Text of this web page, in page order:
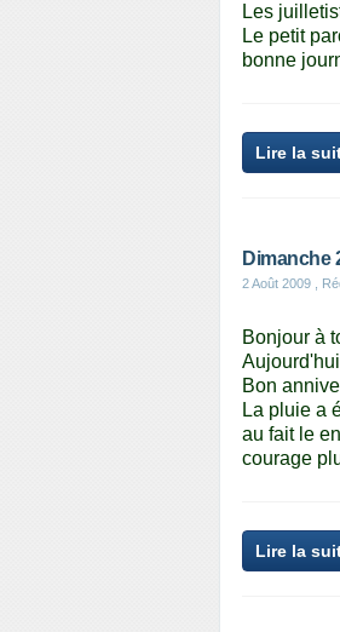
Les
Le petit
bonne
Lire la
Dimanche
2 Août 2009 ,
Bonjour à
Bon
La pluie a
au fait le
courage
Lire la